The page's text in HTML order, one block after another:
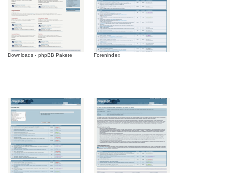
Downloads - phpBB Pakete Forenindex